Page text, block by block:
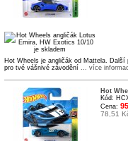
Hot Wheels je angličák od Mattela.
pro tvé vášnivé závodění ... více
Hot
Kód:
Cena:
78,51